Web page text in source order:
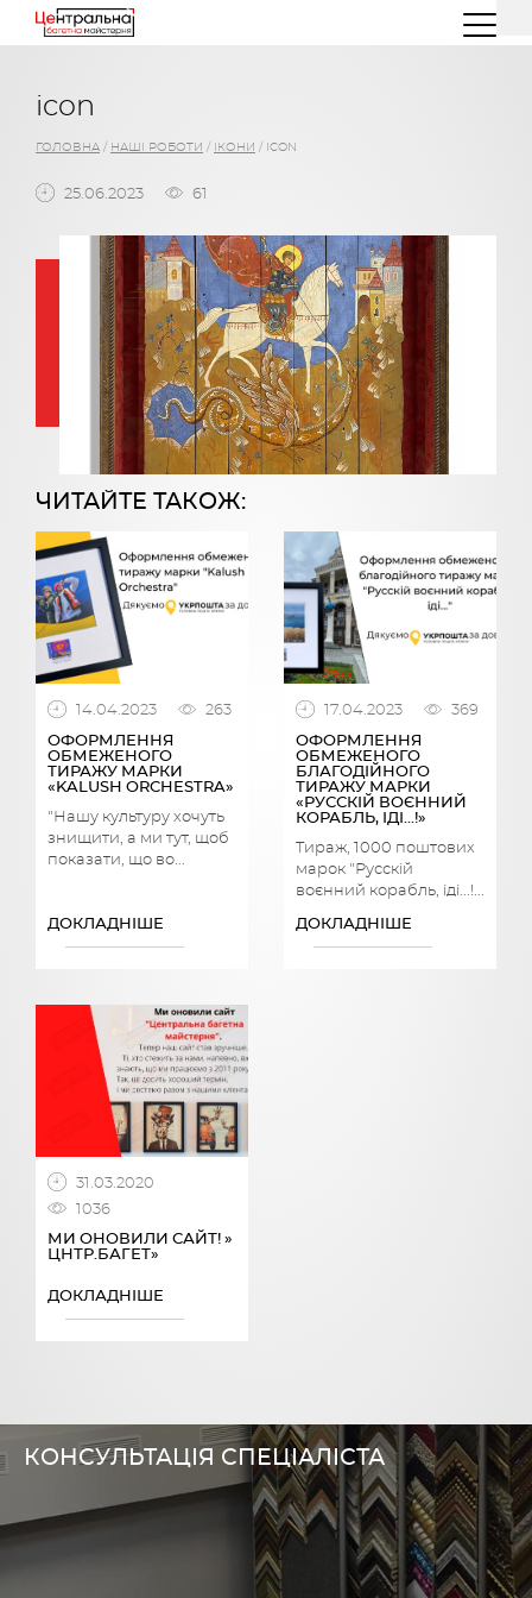
icon
ГОЛОВНА / НАШІ РОБОТИ / ІКОНИ / ICON
25.06.2023 61
ЧИТАЙТЕ ТАКОЖ:
14.04.2023
263
ОФОРМЛЕННЯ
ОБМЕЖЕНОГО
ТИРАЖУ МАРКИ
«KALUSH ORCHESTRA»
"Нашу культуру хочуть
знищити, а ми тут, щоб
показати, що во...
ДОКЛАДНІШЕ
17.04.2023
369
ОФОРМЛЕННЯ
ОБМЕЖЕНОГО
БЛАГОДІЙНОГО
ТИРАЖУ МАРКИ
«РУССКІЙ ВОЄННИЙ
КОРАБЛЬ, ІДІ…!»
Тираж, 1000 поштових
марок "Русскій
воєнний корабль, іді...!...
ДОКЛАДНІШЕ
31.03.2020
1036
МИ ОНОВИЛИ САЙТ! »
ЦНТР.БАГЕТ»
ДОКЛАДНІШЕ
КОНСУЛЬТАЦІЯ СПЕЦІАЛІСТА